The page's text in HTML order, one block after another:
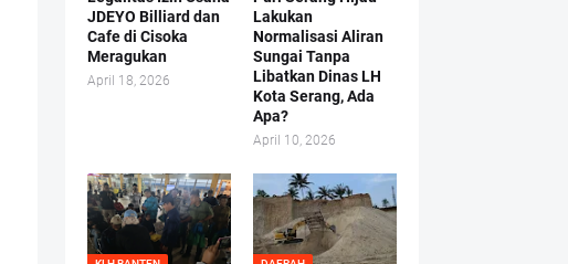
JDEYO Billiard dan
Cafe di Cisoka
Meragukan
April 18, 2026
Lakukan
Normalisasi Aliran
Sungai Tanpa
Libatkan Dinas LH
Kota Serang, Ada
Apa?
April 10, 2026